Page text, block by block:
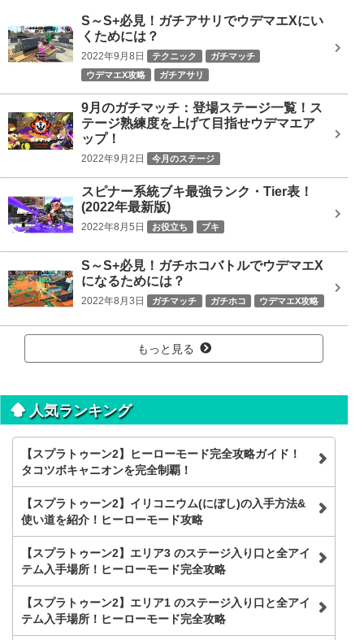
S～S+必見！ガチアサリでウデマエXにい
くためには？
2022年9月8日 テクニック
ガチマッチ
ウデマエX攻略
ガチアサリ
9月のガチマッチ：登場ステージ一覧！ス
テージ熟練度を上げて目指せウデマエア
ップ！
2022年9月2日 今月のステージ
スピナー系統ブキ最強ランク・Tier表！
(2022年最新版)
2022年8月5日 お役立ち ブキ
S～S+必見！ガチホコバトルでウデマエX
になるためには？
2022年8月3日 ガチマッチ ガチホコ ウデマエX攻略
もっと見る
人気ランキング
【スプラトゥーン2】ヒーローモード完全攻略ガイド！
タコツボキャニオンを完全制覇！
【スプラトゥーン2】イリコニウム(にぼし)の入手方法&
使い道を紹介！ヒーローモード攻略
【スプラトゥーン2】エリア3 のステージ入り口と全アイ
テム入手場所！ヒーローモード完全攻略
【スプラトゥーン2】エリア1 のステージ入り口と全アイ
テム入手場所！ヒーローモード完全攻略